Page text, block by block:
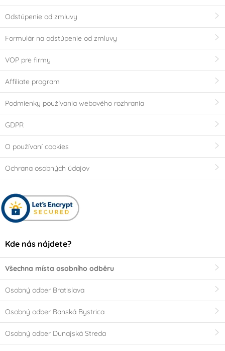
Odstúpenie od zmluvy
Formulár na odstúpenie od zmluvy
VOP pre firmy
Affiliate program
Podmienky používania webového rozhrania
GDPR
O používaní cookies
Ochrana osobných údajov
Kde nás nájdete?
Všechna místa osobního odběru
Osobný odber Bratislava
Osobný odber Banská Bystrica
Osobný odber Dunajská Streda